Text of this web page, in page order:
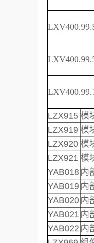
LZX915 模
LZX919 模
LZX920 模
LZX921 模
YAB018 内
YAB019 内
YAB020 内
YAB021 内
YAB022 内